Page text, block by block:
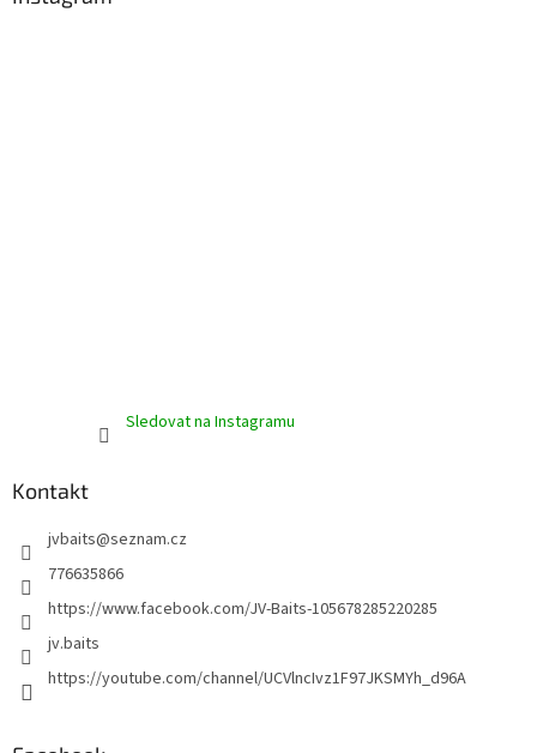
Sledovat na Instagramu
Kontakt
jvbaits@seznam.cz
776635866
https://www.facebook.com/JV-Baits-105678285220285
jv.baits
https://youtube.com/channel/UCVlncIvz1F97JKSMYh_d96A